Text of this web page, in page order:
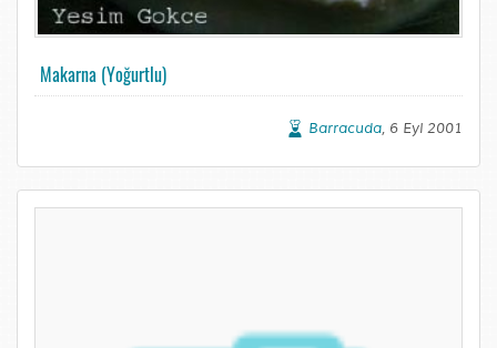
Makarna (Yoğurtlu)
Barracuda, 6 Eyl 2001